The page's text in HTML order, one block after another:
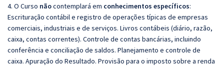
4. O Curso nãocontemplará em conhecimentos específicos:
Escrituração contábil e registro de operações típicas de empresas
comerciais, industriais e de serviços. Livros contábeis (diário, razão,
caixa, contas correntes). Controle de contas bancárias, incluindo
conferência e conciliação de saldos. Planejamento e controle de
caixa. Apuração do Resultado. Provisão para o imposto sobre a renda